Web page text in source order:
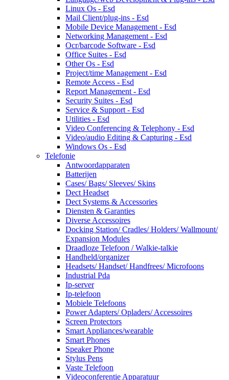
Linux Os - Esd
Mail Client/plug-ins - Esd
Mobile Device Management - Esd
Networking Management - Esd
Ocr/barcode Software - Esd
Office Suites - Esd
Other Os - Esd
Project/time Management - Esd
Remote Access - Esd
Report Management - Esd
Security Suites - Esd
Service & Support - Esd
Utilities - Esd
Video Conferencing & Telephony - Esd
Video/audio Editing & Capturing - Esd
Windows Os - Esd
Telefonie
Antwoordapparaten
Batterijen
Cases/ Bags/ Sleeves/ Skins
Dect Headset
Dect Systems & Accessories
Diensten & Garanties
Diverse Accessoires
Docking Station/ Cradles/ Holders/ Wallmount/
Expansion Modules
Draadloze Telefoon / Walkie-talkie
Handheld/organizer
Headsets/ Handset/ Handfrees/ Microfoons
Industrial Pda
Ip-server
Ip-telefoon
Mobiele Telefoons
Power Adapters/ Opladers/ Accessoires
Screen Protectors
Smart Appliances/wearable
Smart Phones
Speaker Phone
Stylus Pens
Vaste Telefoon
Videoconferentie Apparatuur